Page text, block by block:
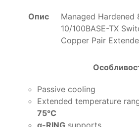
Опис
Managed Hardened
10/100BASE-TX
Copper Pair
Passive cooling
Extended temperature
75°C
α-RING supports